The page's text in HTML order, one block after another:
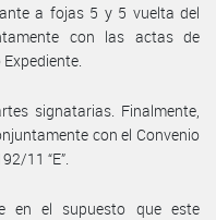
a fojas 5 y 5 vuelta del
con las actas de
signatarias. Finalmente,
con el Convenio
11 “E”.
en el supuesto que este